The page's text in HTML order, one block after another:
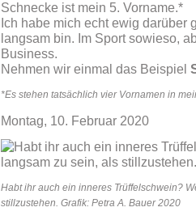
Schnecke ist mein 5. Vorname.*
Ich habe mich echt ewig darüber
langsam bin. Im Sport sowieso,
Business.
Nehmen wir einmal das Beispiel
*Es stehen tatsächlich vier Vornamen in
Montag, 10. Februar 2020
Habt ihr auch ein inneres Trüffelschwein?
stillzustehen. Grafik: Petra A. Bauer 2020